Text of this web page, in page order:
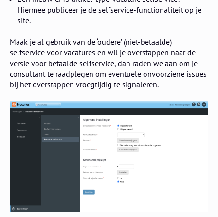
Hiermee publiceer je de selfservice-functionaliteit op je
site.
Maak je al gebruik van de ‘oudere’ (niet-betaalde)
selfservice voor vacatures en wil je overstappen naar de
versie voor betaalde selfservice, dan raden we aan om je
consultant te raadplegen om eventuele onvoorziene issues
bij het overstappen vroegtijdig te signaleren.